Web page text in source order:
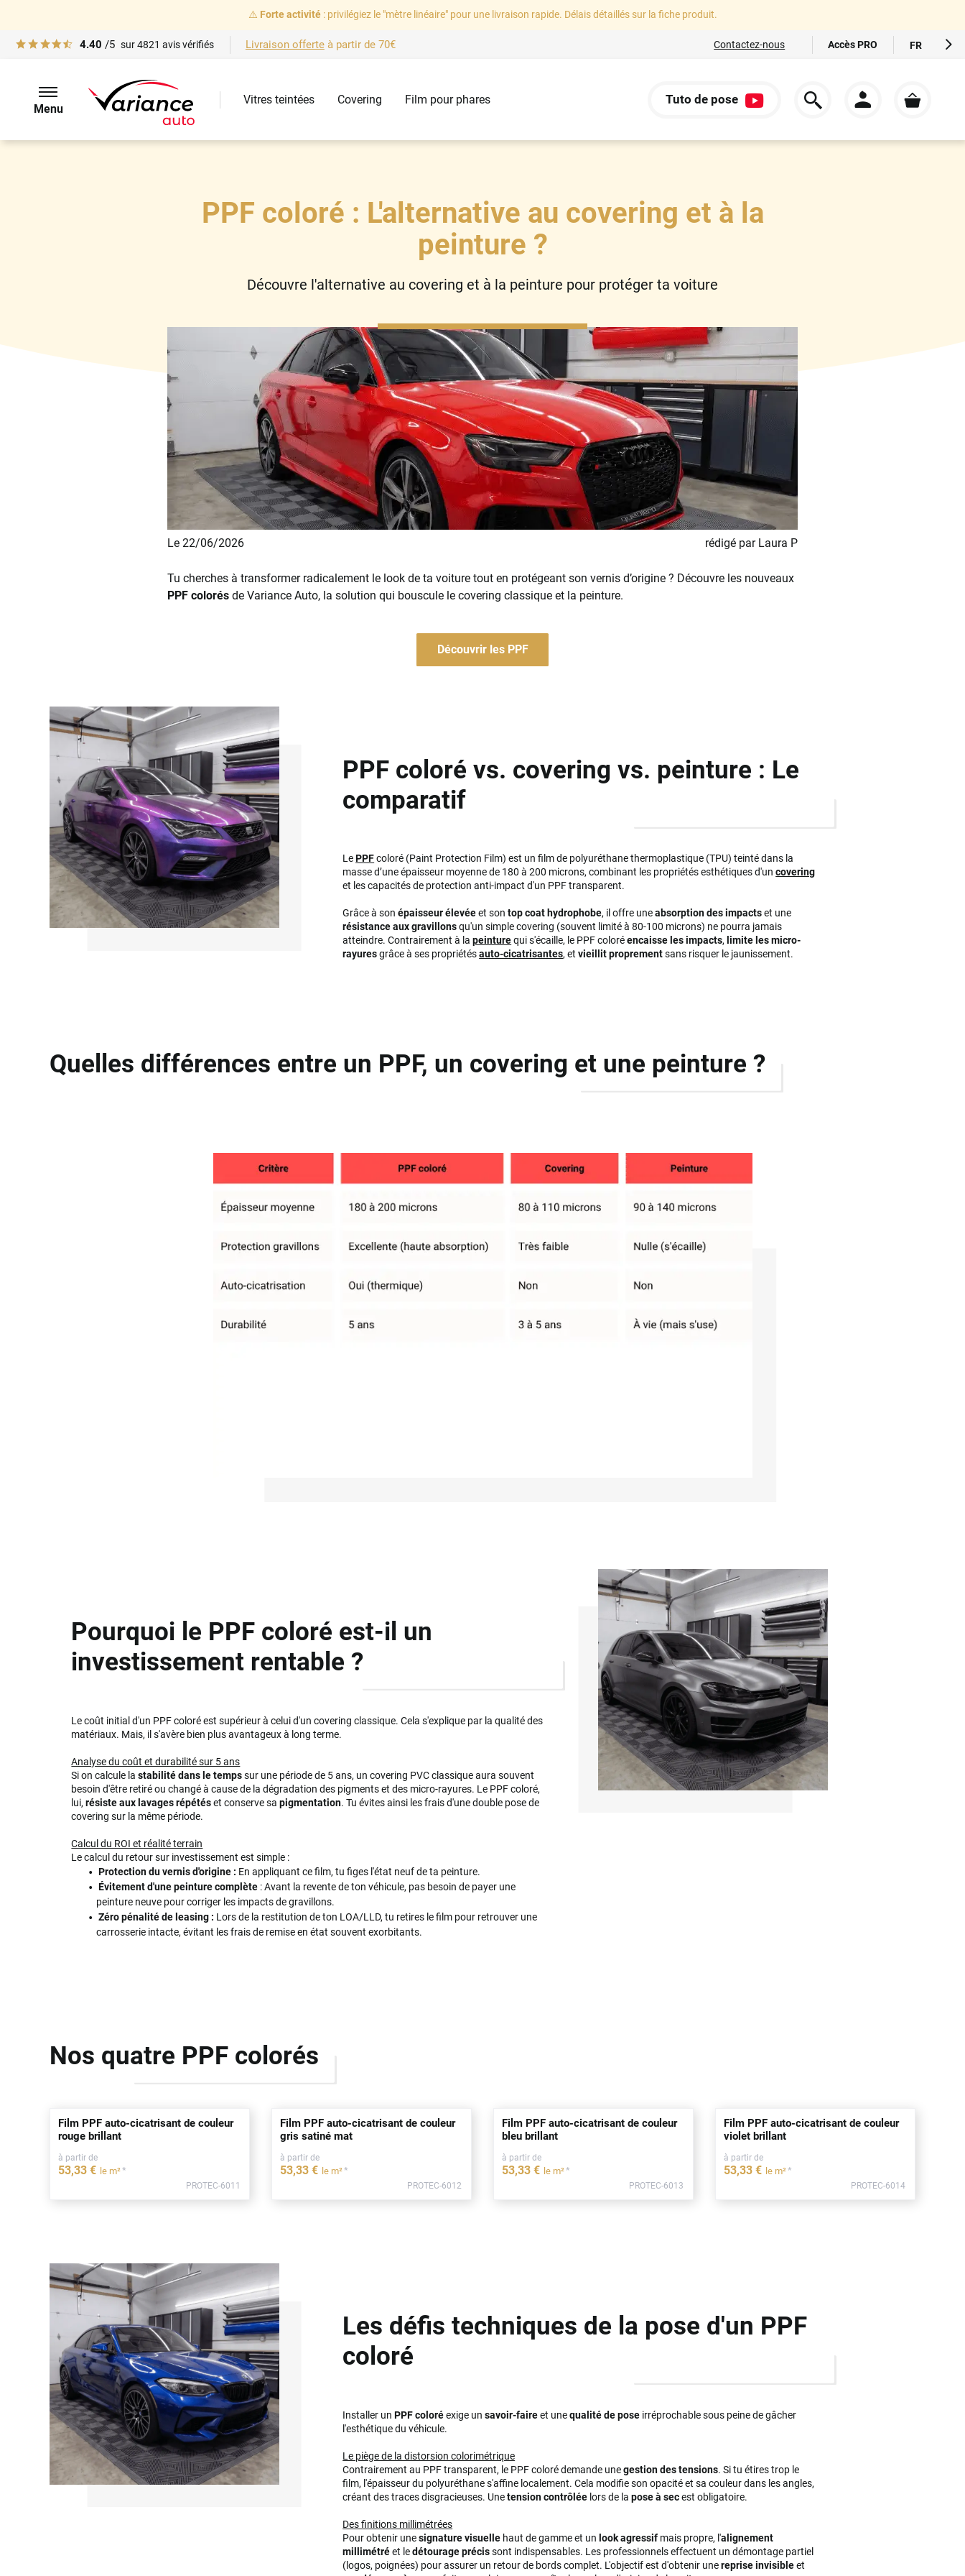
⚠️ Forte activité: privilégiez le "mètre linéaire" pour une livraison rapide. Délais détaillés sur la fiche produit.
4.40 /5 sur4821 avis vérifiés Livraison offerteà partir de 70€ Contactez-nous Accès PRO FR
DE
Menu
Vitres teintées Covering Film pour phares Tuto de pose
Le 22/06/2026 rédigé par Laura P
PPF coloré : L'alternative au covering et à la
peinture ?
Découvre l'alternative au covering et à la peinture pour protéger ta voiture
Tu cherches à transformer radicalement le look de ta voiture tout en protégeant son vernis d’origine ? Découvre les nouveaux
PPF colorés de Variance Auto, la solution qui bouscule le covering classique et la peinture.
Découvrir les PPF
PPF coloré vs. covering vs. peinture : Le
comparatif
LePPFcoloré (Paint Protection Film) est un film de polyuréthane thermoplastique (TPU) teinté dans la
masse d’une épaisseur moyenne de 180 à 200 microns, combinant les propriétés esthétiques d'uncovering
et les capacités de protection anti-impact d'un PPF transparent.
Grâce à sonépaisseur élevéeet sontop coat hydrophobe, il offre uneabsorption des impactset une
résistance aux gravillonsqu'un simple covering (souvent limité à 80-100 microns) ne pourra jamais
atteindre. Contrairement à lapeinturequi s'écaille, le PPF coloréencaisse les impacts, limite les micro-
rayuresgrâce à ses propriétésauto-cicatrisantes, etvieillit proprementsans risquer le jaunissement.
Quelles différences entre un PPF, un covering et une peinture ?
Pourquoi le PPF coloré est-il un
investissement rentable ?
Le coût initial d'un PPF coloré est supérieur à celui d'un covering classique. Cela s'explique par la qualité des
matériaux. Mais, il s'avère bien plus avantageux à long terme.
Analyse du coût et durabilité sur 5 ans
Si on calcule lastabilité dans le tempssur une période de 5 ans, un covering PVC classique aura souvent
besoin d'être retiré ou changé à cause de la dégradation des pigments et des micro-rayures. Le PPF coloré,
lui,résiste aux lavages répétéset conserve sapigmentation. Tu évites ainsi les frais d'une double pose de
covering sur la même période.
Calcul du ROI et réalité terrain
Le calcul du retour sur investissement est simple :
Protection du vernis d'origine : En appliquant ce film, tu figes l'état neuf de ta peinture.
Évitement d'une peinture complète : Avant la revente de ton véhicule, pas besoin de payer une
peinture neuve pour corriger les impacts de gravillons.
Zéro pénalité de leasing : Lors de la restitution de ton LOA/LLD, tu retires le film pour retrouver une
carrosserie intacte, évitant les frais de remise en état souvent exorbitants.
Nos quatre PPF colorés
Film PPF auto-cicatrisant de couleur
rouge brillant
à partir de
53,33 € le m²*
PROTEC-6011
Film PPF auto-cicatrisant de couleur
gris satiné mat
à partir de
53,33 € le m²*
PROTEC-6012
Film PPF auto-cicatrisant de couleur
bleu brillant
à partir de
53,33 € le m²*
PROTEC-6013
Film PPF auto-cicatrisant de couleur
violet brillant
à partir de
53,33 € le m²*
PROTEC-6014
Les défis techniques de la pose d'un PPF
coloré
Installer unPPF coloréexige unsavoir-faireet unequalité de pose irréprochable sous peine de gâcher
l'esthétique du véhicule.
Le piège de la distorsion colorimétrique
Contrairement au PPF transparent, le PPF coloré demande unegestion des tensions. Si tu étires trop le
film, l'épaisseur du polyuréthane s'affine localement. Cela modifie son opacité et sa couleur dans les angles,
créant des traces disgracieuses. Unetension contrôlée lors de lapose à secest obligatoire.
Des finitions millimétrées
Pour obtenir unesignature visuelle haut de gamme et un look agressif mais propre, l'alignement
millimétréet ledétourage précissont indispensables. Les professionnels effectuent un démontage partiel
(logos, poignées) pour assurer un retour de bords complet. L'objectif est d'obtenir unereprise invisibleet